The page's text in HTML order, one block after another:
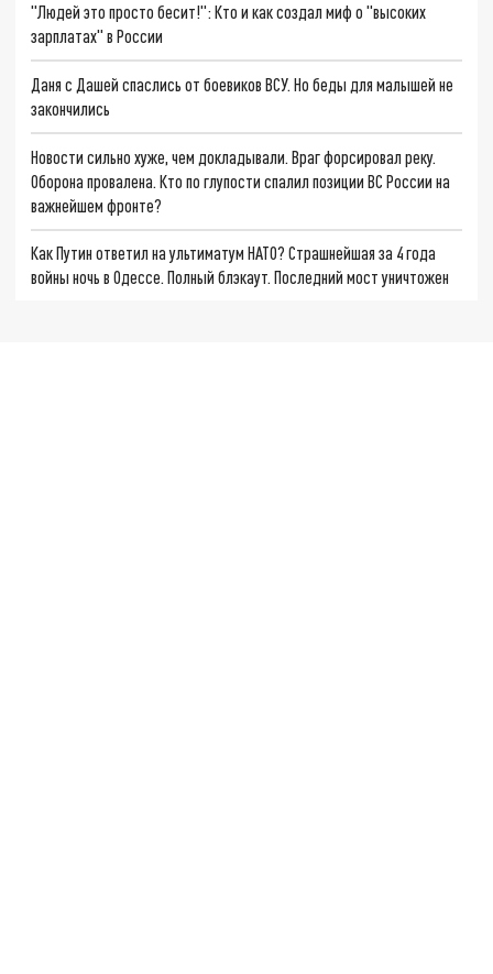
"Людей это просто бесит!": Кто и как создал миф о "высоких
зарплатах" в России
Даня с Дашей спаслись от боевиков ВСУ. Но беды для малышей не
закончились
Новости сильно хуже, чем докладывали. Враг форсировал реку.
Оборона провалена. Кто по глупости спалил позиции ВС России на
важнейшем фронте?
Как Путин ответил на ультиматум НАТО? Страшнейшая за 4 года
войны ночь в Одессе. Полный блэкаут. Последний мост уничтожен